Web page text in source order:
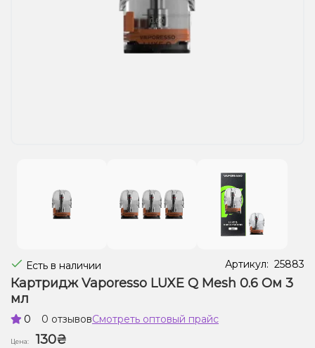
Жидкости для электронных сигарет
Подарочные наборы
Есть в наличии Артикул: 25883
Картридж Vaporesso LUXE Q Mesh 0.6 Ом 3
мл
0 0 отзывовСмотреть оптовый прайс
Цена: 130₴